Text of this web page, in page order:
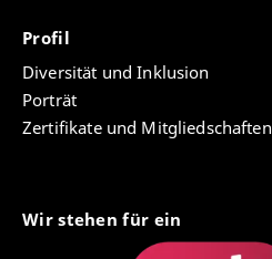
Profil
Diversität und Inklusion
Porträt
Zertifikate und Mitgliedschaften
Wir stehen für ein